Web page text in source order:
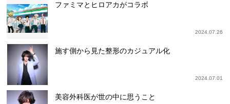
ファミマとヒロアカがコラボ
2024.07.26
施す側から見た整形のカジュアル化
2024.07.01
美容外科医が世の中に思うこと